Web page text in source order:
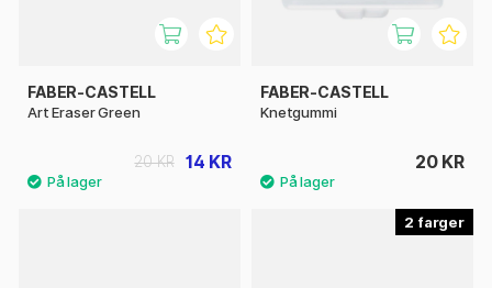
FABER-CASTELL
Art Eraser Green
14 KR
20 KR
FABER-CASTELL
Knetgummi
20 KR
2